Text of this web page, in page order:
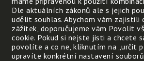
rybíz
sad
Dle aktuálních zákonů ale s jejich
udělit souhlas. Abychom vám zajistili
zážitek, doporučujeme vám Povolit
cookie. Pokud si nejste jisti a chcete
povolíte a co ne, kliknutím na „určit
upravíte konkrétní nastavení